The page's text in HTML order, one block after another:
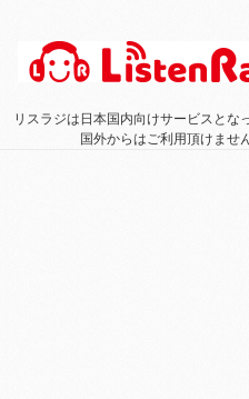
リスラジは日本国内向けサービスとな
国外からはご利用頂けません